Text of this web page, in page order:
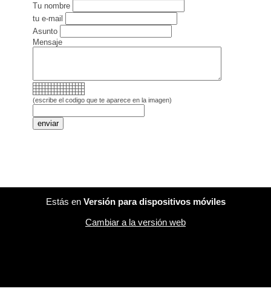
Tu nombre
tu e-mail
Asunto
Mensaje
(escribe el codigo que te aparece en la imagen)
Estás en Versión para dispositivos móviles
Cambiar a la versión web